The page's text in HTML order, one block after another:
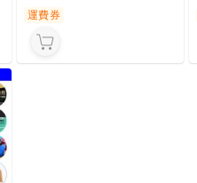
運費券